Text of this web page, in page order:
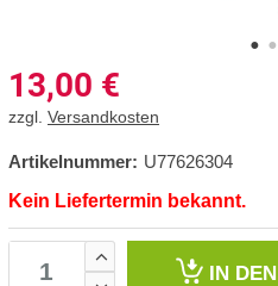
13,00 €
zzgl. Versandkosten
Artikelnummer: U77626304
Kein Liefertermin bekannt.
IN DEN